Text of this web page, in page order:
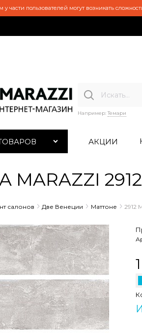
части пользователей могут возникать
Например: Темари
АКЦИИ
MARAZZI
салонов Две Венеции Маттоне 2912